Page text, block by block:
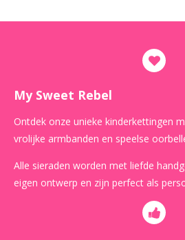
My Sweet Rebel
Ontdek onze unieke kinderkettingen
vrolijke armbanden en speelse
Alle sieraden worden met liefde
eigen ontwerp en zijn perfect als